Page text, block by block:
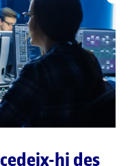
hi des